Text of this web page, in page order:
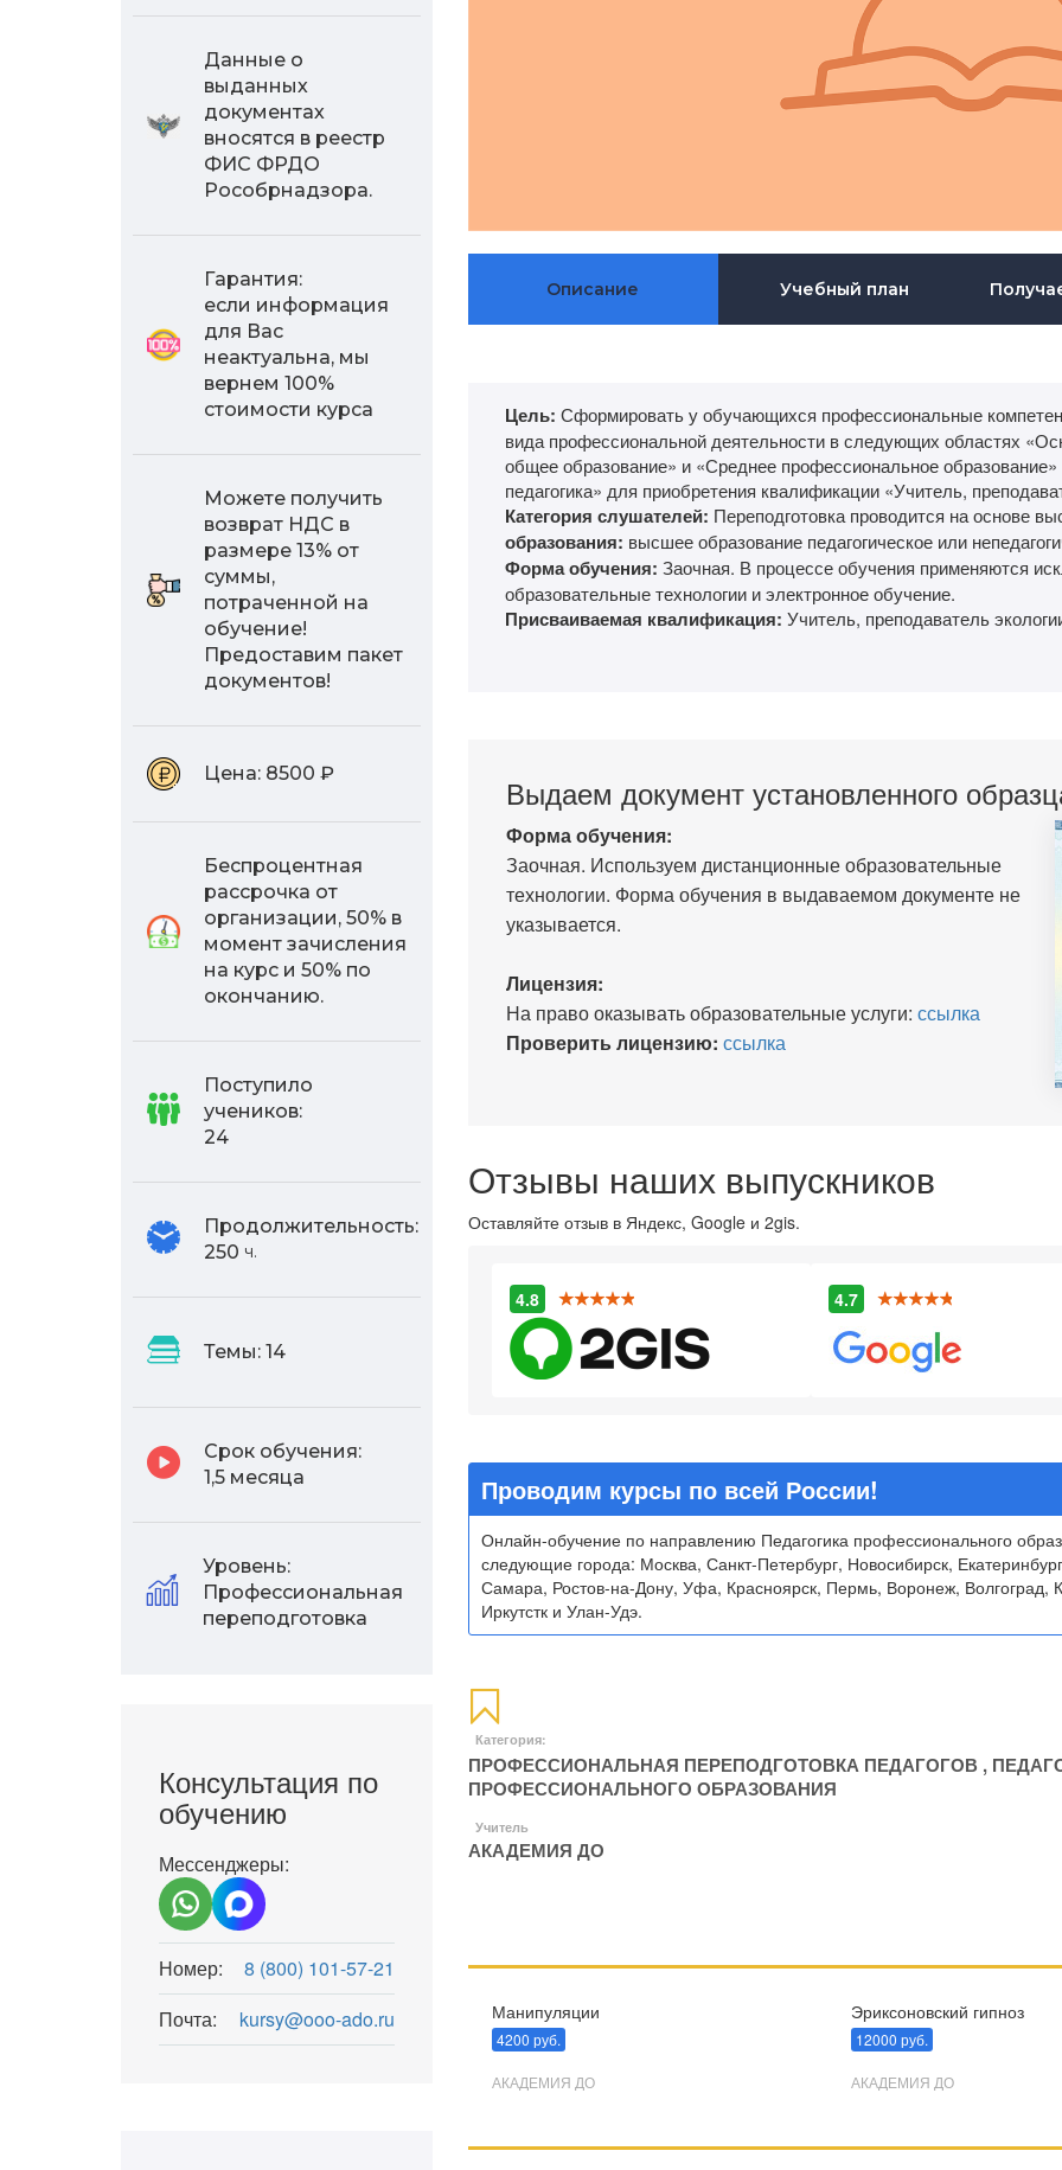
Данные о
выданных
документах
вносятся в реестр
ФИС ФРДО
Рособрнадзора.
Гарантия:
если информация
для Вас
неактуальна, мы
вернем 100%
стоимости курса
Можете получить
возврат НДС в
размере 13% от
суммы,
потраченной на
обучение!
Предоставим пакет
документов!
Цена: 8500 ₽
Беспроцентная
рассрочка от
организации, 50% в
момент зачисления
на курс и 50% по
окончанию.
Поступило
учеников:
24
Продолжительность:
250 ч.
Темы: 14
Срок обучения:
1,5 месяца
Уровень:
Профессиональная
переподготовка
Консультация по
обучению
Мессенджеры:
Номер:
8 (800) 101-57-21
Почта:
kursy@ooo-ado.ru
Описание Учебный план
Цель: Сформировать у обучающихся профессиональные
вида профессиональной деятельности в следующих областях
общее образование» и «Среднее профессиональное
педагогика» для приобретения квалификации «Учитель,
Категория слушателей: Переподготовка проводится на основе
образования: высшее образование педагогическое или
Форма обучения: Заочная. В процессе обучения применяются
образовательные технологии и электронное обучение.
Присваиваемая квалификация: Учитель, преподаватель
Выдаем документ установленного
Форма обучения:
Заочная. Используем дистанционные образовательные
технологии. Форма обучения в выдаваемом документе не
указывается.
Лицензия:
На право оказывать образовательные услуги: ссылка
Проверить лицензию: ссылка
Отзывы наших выпускников
Оставляйте отзыв в Яндекс, Google и 2gis.
4.8 4.7
Проводим курсы по всей России!
Онлайн-обучение по направлению Педагогика профессионального
следующие города: Москва, Санкт-Петербург, Новосибирск,
Самара, Ростов-на-Дону, Уфа, Красноярск, Пермь, Воронеж, Волгоград,
Иркутстк и Улан-Удэ.
Категория:
ПРОФЕССИОНАЛЬНАЯ ПЕРЕПОДГОТОВКА ПЕДАГОГОВ ,
ПРОФЕССИОНАЛЬНОГО ОБРАЗОВАНИЯ
Учитель
АКАДЕМИЯ ДО
Манипуляции
4200 руб.
АКАДЕМИЯ ДО
Эриксоновский гипноз
12000 руб.
АКАДЕМИЯ ДО